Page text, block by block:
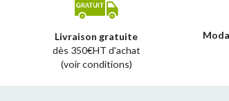
Livraison gratuite
dès 350€HT d'achat
(voir conditions)